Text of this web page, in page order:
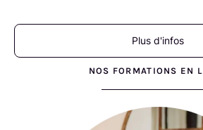
Plus d'infos
NOS FORMATIONS EN